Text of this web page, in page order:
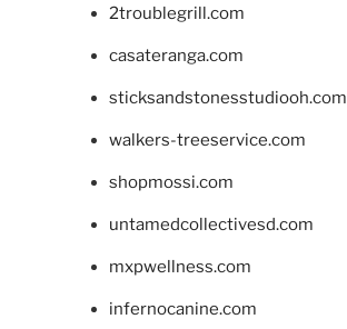
2troublegrill.com
casateranga.com
sticksandstonesstudiooh.com
walkers-treeservice.com
shopmossi.com
untamedcollectivesd.com
mxpwellness.com
infernocanine.com